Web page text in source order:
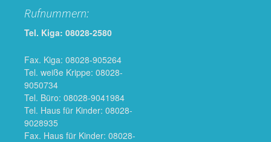
Rufnummern:
Tel. Kiga: 08028-2580
Fax. Kiga: 08028-905264
Tel. weiße Krippe: 08028-
9050734
Tel. Büro: 08028-9041984
Tel. Haus für Kinder: 08028-
9028935
Fax. Haus für Kinder: 08028-